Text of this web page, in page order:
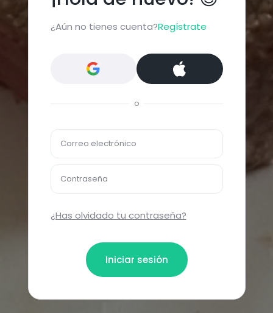
¿Aún no tienes cuenta?Regístrate
o
Correo electrónico
Contraseña
¿Has olvidado tu contraseña?
Iniciar sesión